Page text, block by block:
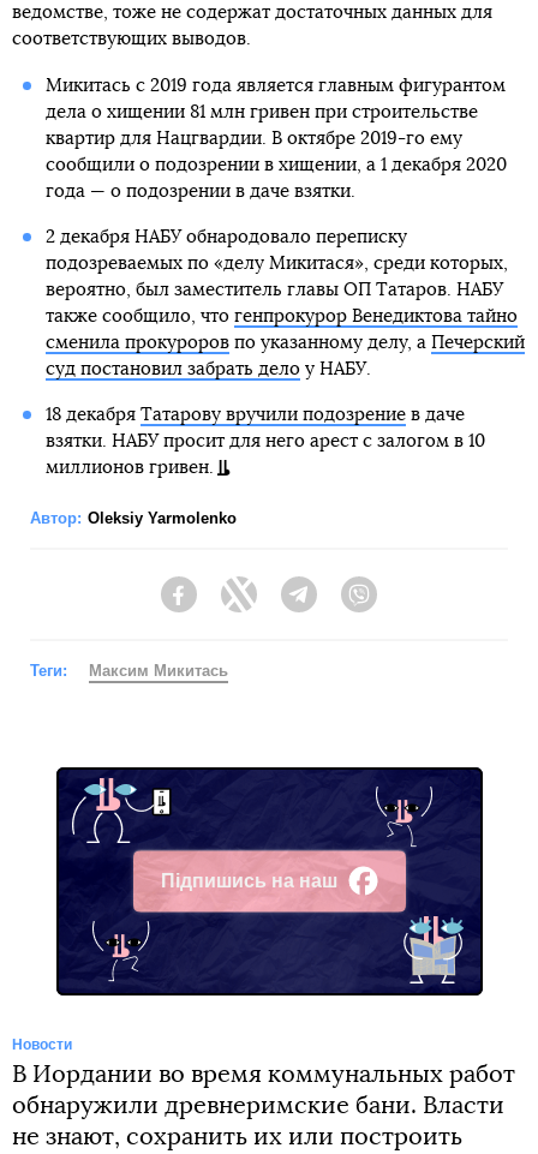
ведомстве, тоже не содержат достаточных данных для
соответствующих выводов.
Микитась с 2019 года является главным фигурантом
дела о хищении 81 млн гривен при строительстве
квартир для Нацгвардии. В октябре 2019-го ему
сообщили о подозрении в хищении, а 1 декабря 2020
года — о подозрении в даче взятки.
2 декабря НАБУ обнародовало переписку
подозреваемых по «делу Микитася», среди которых,
вероятно, был заместитель главы ОП Татаров. НАБУ
также сообщило, что генпрокурор Венедиктова тайно
сменила прокуроровпо указанному делу, а Печерский
суд постановил забрать делоу НАБУ.
18 декабря Татарову вручили подозрениев даче
взятки. НАБУ просит для него арест с залогом в 10
миллионов гривен.
Автор: Oleksiy Yarmolenko
FacebookTwitter Telegram
Теги: Максим Микитась
Підпишись на наш
Facebook
Новости
В Иордании во время коммунальных работ
обнаружили древнеримские бани. Власти
не знают, сохранить их или построить